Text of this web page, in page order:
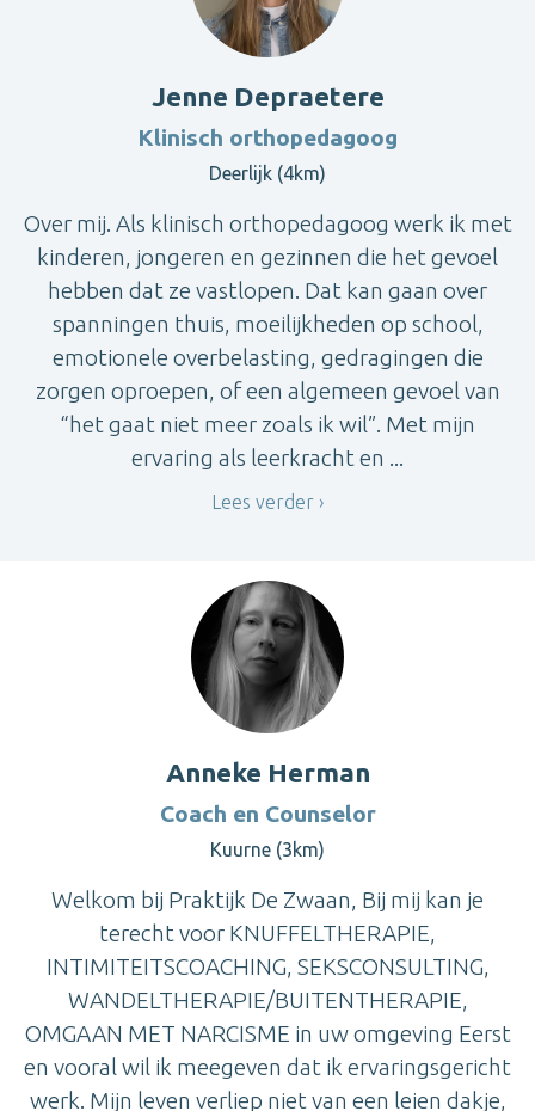
Jenne Depraetere
Klinisch orthopedagoog
Deerlijk (4km)
Over mij. Als klinisch orthopedagoog werk ik met
kinderen, jongeren en gezinnen die het gevoel
hebben dat ze vastlopen. Dat kan gaan over
spanningen thuis, moeilijkheden op school,
emotionele overbelasting, gedragingen die
zorgen oproepen, of een algemeen gevoel van
“het gaat niet meer zoals ik wil”. Met mijn
ervaring als leerkracht en ...
Lees verder
Anneke Herman
Coach en Counselor
Kuurne (3km)
Welkom bij Praktijk De Zwaan, Bij mij kan je
terecht voor KNUFFELTHERAPIE,
INTIMITEITSCOACHING, SEKSCONSULTING,
WANDELTHERAPIE/BUITENTHERAPIE,
OMGAAN MET NARCISME in uw omgeving Eerst
en vooral wil ik meegeven dat ik ervaringsgericht
werk. Mijn leven verliep niet van een leien dakje,